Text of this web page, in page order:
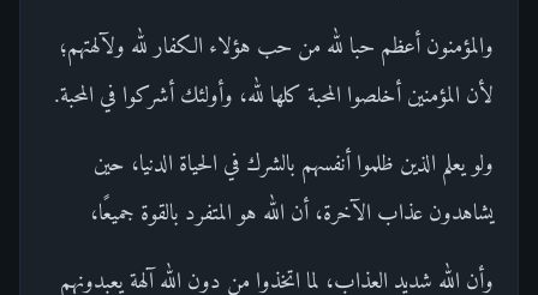
والمؤمنون أعظم حبا لله من حب هؤلاء الكفار لله ولآلهتهم؛
لأن المؤمنين أخلصوا المحبة كلها لله، وأولئك أشركوا في المحبة.
ولو يعلم الذين ظلموا أنفسهم بالشرك في الحياة الدنيا، حين
يشاهدون عذاب الآخرة، أن الله هو المتفرد بالقوة جميعًا،
وأن الله شديد العذاب، لما اتخذوا من دون الله آلهة يعبدونهم